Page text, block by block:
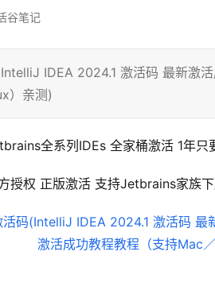
谷笔记
IDEA 2024.1 激活码 最新激
）亲测)
全系列IDEs 全家桶激活 1年只
授权 正版激活 支持Jetbrains家族